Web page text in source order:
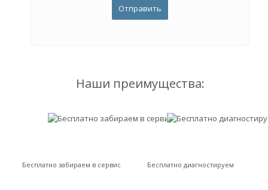
Наши преимущества:
Бесплатно забираем в сервис Бесплатно диагностируем